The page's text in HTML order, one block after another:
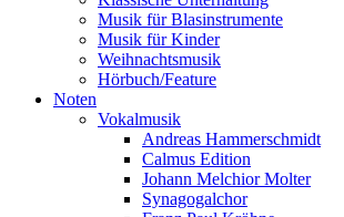
Musik für Blasinstrumente
Musik für Kinder
Weihnachtsmusik
Hörbuch/Feature
Noten
Vokalmusik
Andreas Hammerschmidt
Calmus Edition
Johann Melchior Molter
Synagogalchor